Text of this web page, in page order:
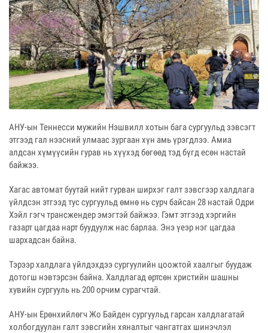
АНУ-ын Теннесси мужийн Нэшвилл хотын бага сургуульд зэвсэгт
этгээд гал нээсний улмаас зургаан хүн амь үрэгдлээ. Амиа
алдсан хүмүүсийн гурав нь хүүхэд бөгөөд тэд бүгд есөн настай
байжээ.
Хагас автомат буутай нийт гурван ширхэг галт зэвсгээр халдлага
үйлдсэн этгээд тус сургуульд өмнө нь сурч байсан 28 настай Одри
Хэйл гэгч трансжендер эмэгтэй байжээ. Гэмт этгээд хэргийн
газарт цагдаа нарт буудуулж нас барлаа. Энэ үеэр нэг цагдаа
шархадсан байна.
Тэрээр халдлага үйлдэхдээ сургуулийн цоожтой хаалгыг буудаж
дотогш нэвтэрсэн байна. Халдлагад өртсөн христийн шашны
хувийн сургууль нь 200 орчим сурагчтай.
АНУ-ын Ерөнхийлөгч Жо Байден сургуульд гарсан халдлагатай
холбогдуулан галт зэвсгийн хяналтыг чангатгах шинэчлэл